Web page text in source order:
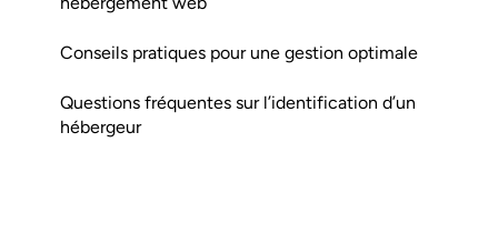
Conseils pratiques pour une gestion optimale
Questions fréquentes sur l’identification d’un
hébergeur